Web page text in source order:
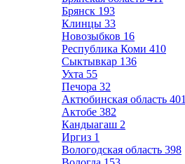
Брянск 193
Клинцы 33
Новозыбков 16
Республика Коми 410
Сыктывкар 136
Ухта 55
Печора 32
Актюбинская область 401
Актобе 382
Кандыагаш 2
Иргиз 1
Вологодская область 398